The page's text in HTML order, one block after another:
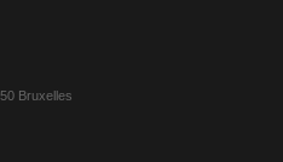
Bruxelles